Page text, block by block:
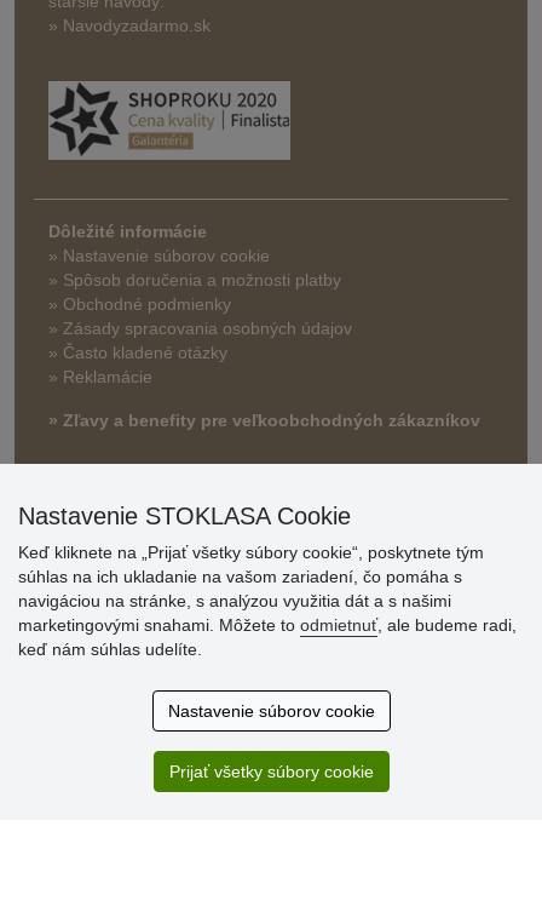
» Navodyzadarmo.sk
Dôležité informácie
» Nastavenie súborov cookie
» Spôsob doručenia a možnosti platby
» Obchodné podmienky
» Zásady spracovania osobných údajov
» Často kladené otázky
» Reklamácie
» Zľavy a benefity pre veľkoobchodných zákazníkov
Hodnotenia
Nastavenie STOKLASA Cookie
Keď kliknete na „Prijať všetky súbory cookie“, poskytnete tým
súhlas na ich ukladanie na vašom zariadení, čo pomáha s
navigáciou na stránke, s analýzou využitia dát a s našimi
marketingovými snahami. Môžete to odmietnuť, ale budeme radi,
keď nám súhlas udelíte.
Nastavenie súborov cookie
Prijať všetky súbory cookie